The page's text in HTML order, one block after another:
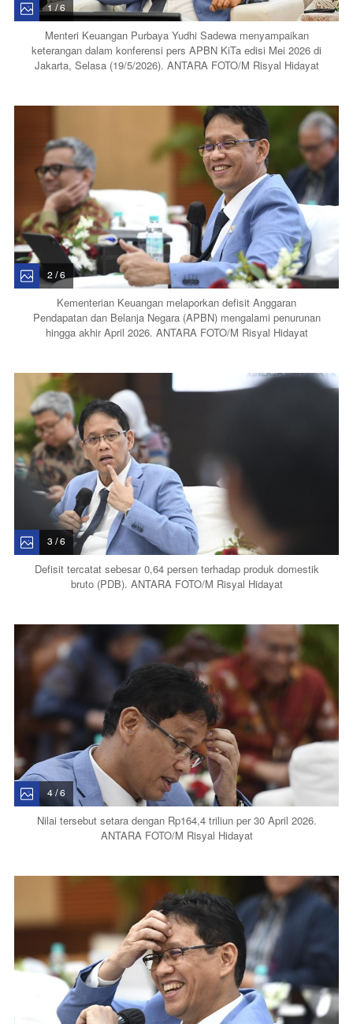
1 / 6
Menteri Keuangan Purbaya Yudhi Sadewa menyampaikan
keterangan dalam konferensi pers APBN KiTa edisi Mei 2026 di
Jakarta, Selasa (19/5/2026). ANTARA FOTO/M Risyal Hidayat
2 / 6
Kementerian Keuangan melaporkan defisit Anggaran
Pendapatan dan Belanja Negara (APBN) mengalami penurunan
hingga akhir April 2026. ANTARA FOTO/M Risyal Hidayat
3 / 6
Defisit tercatat sebesar 0,64 persen terhadap produk domestik
bruto (PDB). ANTARA FOTO/M Risyal Hidayat
4 / 6
Nilai tersebut setara dengan Rp164,4 triliun per 30 April 2026.
ANTARA FOTO/M Risyal Hidayat